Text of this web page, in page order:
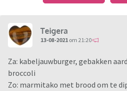
Teigera
13-08-2021 om 21:20
Za: kabeljauwburger, gebakken
broccoli
Zo: marmitako met brood om te